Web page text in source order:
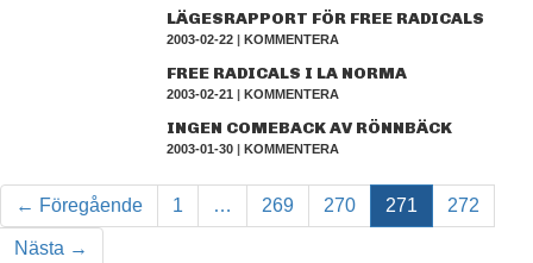
LÄGESRAPPORT FÖR FREE RADICALS
2003-02-22| KOMMENTERA
FREE RADICALS I LA NORMA
2003-02-21 | KOMMENTERA
INGEN COMEBACK AV RÖNNBÄCK
2003-01-30| KOMMENTERA
← Föregående 1 … 269 270 271 272
Nästa →